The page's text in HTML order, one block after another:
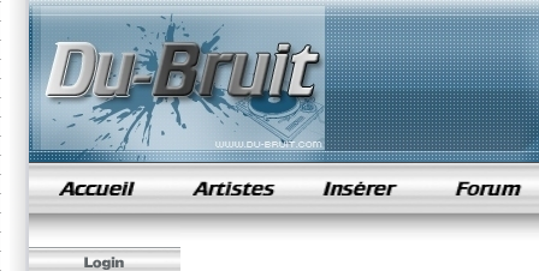
samples de rap